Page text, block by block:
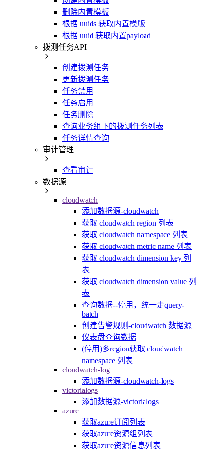
删除内置模板
根据 uuids 获取内置模版
根据 uuid 获取内置payload
拨测任务API
创建拨测任务
更新拨测任务
任务禁用
任务启用
任务删除
查询业务组下的拨测任务列表
任务详情查询
审计管理
查看审计
数据源
cloudwatch
添加数据源-cloudwatch
获取 cloudwatch region 列表
获取 cloudwatch namespace 列表
获取 cloudwatch metric name 列表
获取 cloudwatch dimension key 列
表
获取 cloudwatch dimension value 列
表
查询数据--停用，统一走query-
batch
创建告警规则-cloudwatch 数据源
仪表盘查询数据
(停用)多region获取 cloudwatch
namespace 列表
cloudwatch-log
添加数据源-cloudwatch-logs
victorialogs
添加数据源-victorialogs
azure
获取azure订阅列表
获取azure资源组列表
获取azure资源信息列表